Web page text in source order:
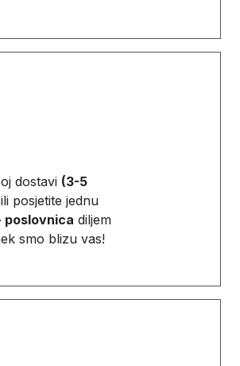
dostavi (3-5
ili posjetite jednu
poslovnica diljem
smo blizu vas!